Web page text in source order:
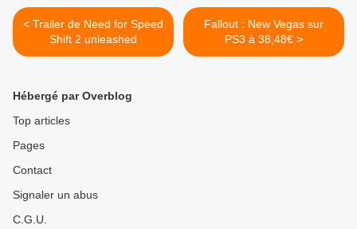
< Trailer de Need for Speed
Shift 2 unleashed
Fallout : New Vegas sur
PS3 à 38,48€ >
Hébergé par Overblog
Top articles
Pages
Contact
Signaler un abus
C.G.U.